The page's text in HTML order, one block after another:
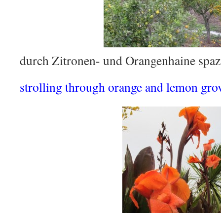
durch Zitronen- und Orangenhaine
strolling through orange and lemon